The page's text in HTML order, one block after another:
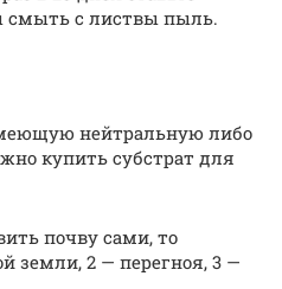
смыть с листвы пыль.
нейтральную либо
купить субстрат для
почву сами, то
земли, 2 — перегноя, 3 —